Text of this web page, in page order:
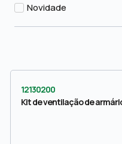
Novidade
12130200
Kit de ventilação de